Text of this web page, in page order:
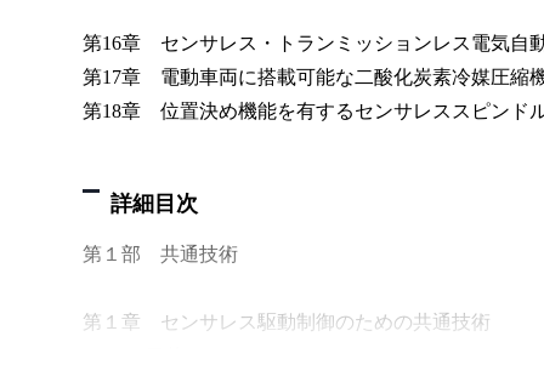
第16章 センサレス・トランミッションレス電気自
第17章 電動車両に搭載可能な二酸化炭素冷媒圧縮
第18章 位置決め機能を有するセンサレススピンド
詳細目次
第１部 共通技術
第１章 センサレス駆動制御のための共通技術